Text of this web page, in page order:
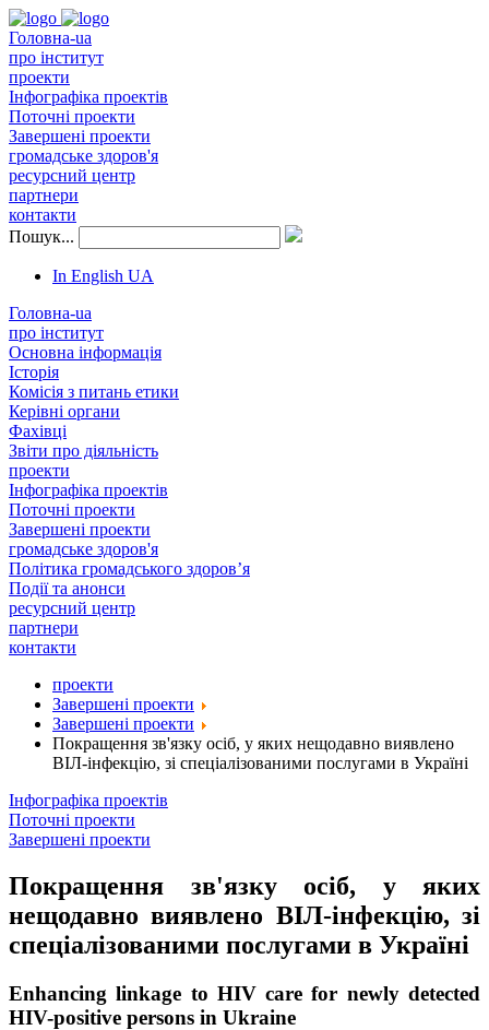
Головна-ua
про інститут
проекти
Інфографіка проектів
Поточні проекти
Завершені проекти
громадське здоров'я
ресурсний центр
партнери
контакти
Пошук...
In English UA
Головна-ua
про інститут
Основна інформація
Історія
Комісія з питань етики
Керівні органи
Фахівці
Звіти про діяльність
проекти
Інфографіка проектів
Поточні проекти
Завершені проекти
громадське здоров'я
Політика громадського здоров’я
Події та анонси
ресурсний центр
партнери
контакти
проекти
Завершені проекти
Завершені проекти
Покращення зв'язку осіб, у яких нещодавно виявлено
ВІЛ-інфекцію, зі спеціалізованими послугами в Україні
Інфографіка проектів
Поточні проекти
Завершені проекти
Покращення зв'язку осіб, у яких
нещодавно виявлено ВІЛ-інфекцію, зі
спеціалізованими послугами в Україні
Enhancing linkage to HIV care for newly detected
HIV-positive persons in Ukraine